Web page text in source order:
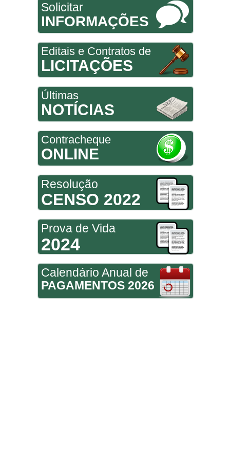
Solicitar
INFORMAÇÕES
Editais e Contratos de
LICITAÇÕES
Últimas
NOTÍCIAS
Contracheque
ONLINE
Resolução
CENSO 2022
Prova de Vida
2024
Calendário Anual de
PAGAMENTOS 2026